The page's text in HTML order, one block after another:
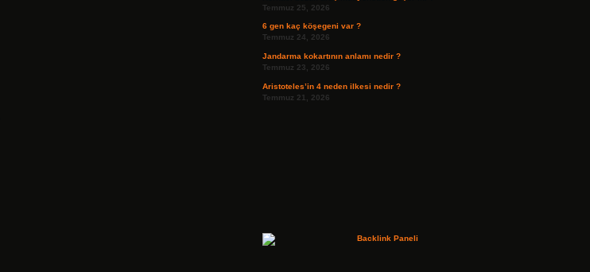
Temmuz 25, 2026
6 gen kaç köşegeni var ?
Temmuz 24, 2026
Jandarma kokartının anlamı nedir ?
Temmuz 23, 2026
Aristoteles’in 4 neden ilkesi nedir ?
Temmuz 21, 2026